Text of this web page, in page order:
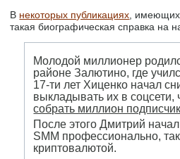
В некоторых публикациях ,
такая биографическая справка на
Молодой миллионер
районе Залютино, где
17-ти лет Хиценко начал
выкладывать их в соцсети,
собрать миллион
После этого Дмитрий
SMM профессионально,
криптовалютой.